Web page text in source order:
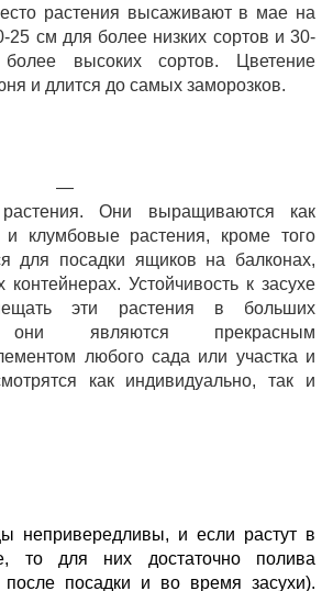
растения высаживают в мае на
25 см для более низких сортов и 30-
высоких сортов. Цветение
и длится до самых заморозков.
—
. Они выращиваются как
и клумбовые
растения, кроме того
для посадки ящиков на балконах,
контейнерах. Устойчивость к засухе
эти растения в больших
они являются прекрасным
любого сада или участка и
как индивидуально, так и
непривередливы, и если растут в
то для них достаточно полива
после посадки и во время засухи).